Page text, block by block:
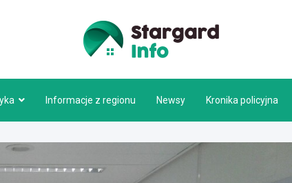
Informacje z regionu Newsy Kronika policyjna